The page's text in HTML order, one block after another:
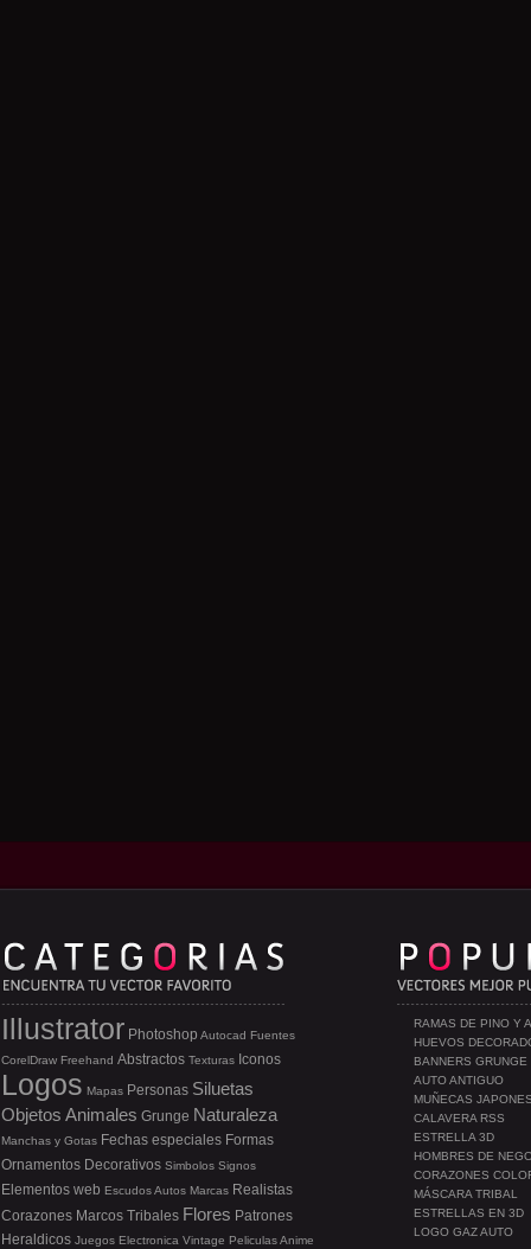
RAMAS DE PINO Y
HUEVOS
BANNERS GRUNGE
AUTO ANTIGUO
MUÑECAS
CALAVERA RSS
ESTRELLA 3D
HOMBRES DE
CORAZONES
MÁSCARA TRIBAL
ESTRELLAS EN 3D
LOGO GAZ AUTO
Illustrator Photoshop Autocad Fuentes
CorelDraw Freehand Abstractos Texturas Iconos
Logos Mapas Personas Siluetas
Objetos Animales Grunge Naturaleza
Manchas y Gotas Fechas especiales Formas
Ornamentos Decorativos Simbolos Signos
Elementos web EscudosAutos Marcas Realistas
Corazones Marcos Tribales Flores Patrones
Heraldicos Juegos Electronica Vintage PeliculasAnime